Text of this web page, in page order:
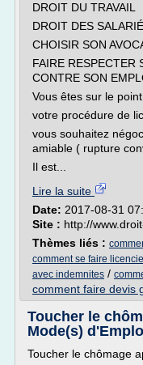
DROIT DU TRAVAIL
DROIT DES
CHOISIR SON
FAIRE RESPECTER
CONTRE SON
Vous êtes sur le
votre procédure de
vous souhaitez
amiable ( rupture
Il est...
Lire la suite
Date: 2017-08-31
Site : http://
Thèmes liés :
comment se faire
avec indemnites /
comment faire devis
Toucher le
Mode(s)
Toucher le chômage